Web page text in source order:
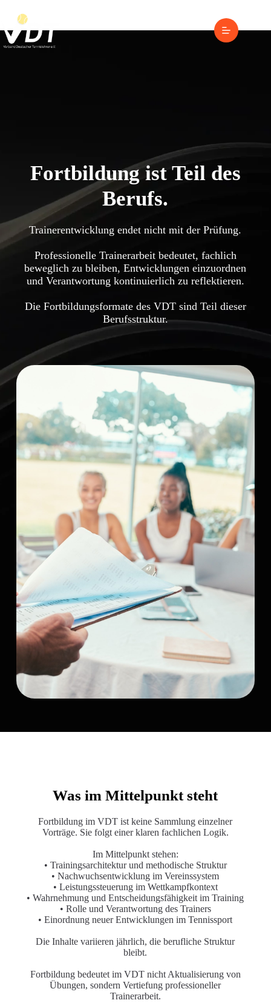
Inhalt
springen
Fortbildung ist Teil des
Berufs.
Trainerentwicklung endet nicht mit der Prüfung.
Professionelle Trainerarbeit bedeutet, fachlich
beweglich zu bleiben, Entwicklungen einzuordnen
und Verantwortung kontinuierlich zu reflektieren.
Die Fortbildungsformate des VDT sind Teil dieser
Berufsstruktur.
Was im Mittelpunkt steht
Fortbildung im VDT ist keine Sammlung einzelner
Vorträge. Sie folgt einer klaren fachlichen Logik.
Im Mittelpunkt stehen:
• Trainingsarchitektur und methodische Struktur
• Nachwuchsentwicklung im Vereinssystem
• Leistungssteuerung im Wettkampfkontext
• Wahrnehmung und Entscheidungsfähigkeit im Training
• Rolle und Verantwortung des Trainers
• Einordnung neuer Entwicklungen im Tennissport
Die Inhalte variieren jährlich, die berufliche Struktur
bleibt.
Fortbildung bedeutet im VDT nicht Aktualisierung von
Übungen, sondern Vertiefung professioneller
Trainerarbeit.